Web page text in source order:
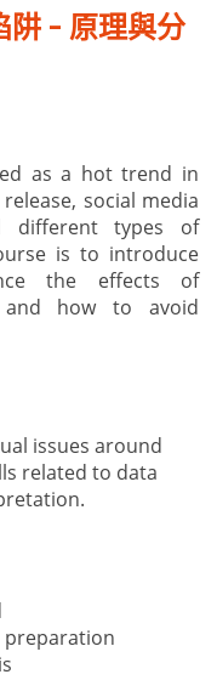
阱 - 原理與分
as a hot trend in
social media
different types of
is to introduce
the effects of
and how to avoid
issues around
related to data
preparation